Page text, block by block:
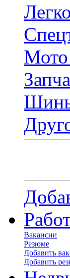
Мото
Вакансии
Резюме
Добавить
Добавить